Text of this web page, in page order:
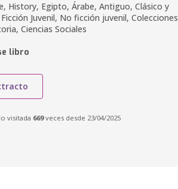
History, Egipto, Árabe, Antiguo, Clásico y
Juvenil, No ficción juvenil, Colecciones
Ciencias Sociales
libro
visitada 669veces desde 23/04/2025